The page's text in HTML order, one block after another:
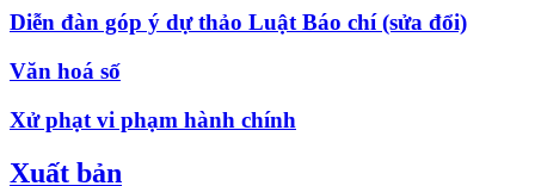
Diễn đàn góp ý dự thảo Luật Báo chí (sửa đổi)
Văn hoá số
Xử phạt vi phạm hành chính
Xuất bản